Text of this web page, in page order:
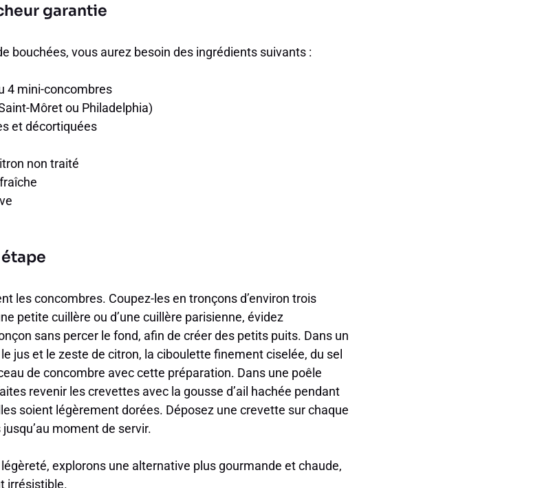
garantie
bouchées, vous aurez besoin des ingrédients suivants :
4 mini-concombres
Môret ou Philadelphia)
et décortiquées
non traité
les concombres. Coupez-les en tronçons d’environ trois
petite cuillère ou d’une cuillère parisienne, évidez
sans percer le fond, afin de créer des petits puits. Dans un
jus et le zeste de citron, la ciboulette finement ciselée, du sel
de concombre avec cette préparation. Dans une poêle
revenir les crevettes avec la gousse d’ail hachée pendant
soient légèrement dorées. Déposez une crevette sur chaque
moment de servir.
explorons une alternative plus gourmande et chaude,
irrésistible.